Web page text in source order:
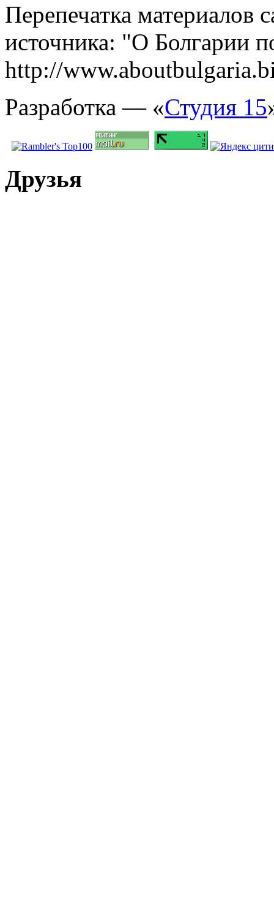
Перепечатка материалов
источника: "О Болгарии
http://
Разработка — «Студия 15
Друзья